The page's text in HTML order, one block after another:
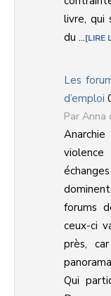
livre, qui
du ... LIRE
Les
d’emploi
Anna
échanges
forums
ceux-ci
près,
Qui